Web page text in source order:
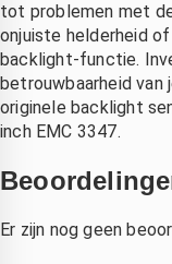
tot problemen met
onjuiste helderheid
backlight-functie.
betrouwbaarheid
originele backlight
inch EMC 3347.
Er zijn nog geen
heeft
mijn
bestand
en .
eerlijke
prijs en
betrouw
service